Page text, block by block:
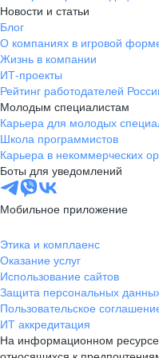
Новости и статьи
Блог
О компаниях в игровой
Жизнь в компании
ИТ-проекты
Рейтинг работодателей
Молодым специалистам
Карьера для молодых
Школа программистов
Карьера в некоммерческих
Боты для уведомлений
Мобильное приложение
Этика и комплаенс
Оказание услуг
Использование сайтов
Защита персональных
Пользовательское
ИТ аккредитация
На информационном